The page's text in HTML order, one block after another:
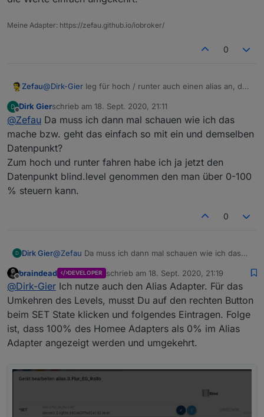
hat auch funktioniert soweit.
könnte ich zwar die Orientierung umkehren, dann
nicht mehr zu den Schaltern wenn man von Hand
Meine Adapter: https://zefau.github.io/iobroker/
0
Zefau@Dirk-Gier leg für hoch / runter auch einen alias an, der
Offline
Dirk Gierschrieb am 18. Sept. 2020, 21:11
zuletzt editiert von
@Zefau Da muss ich dann mal schauen wie ich das
mache bzw. geht das einfach so mit ein und demselben
Datenpunkt?
Zum hoch und runter fahren habe ich ja jetzt den
Datenpunkt blind.level genommen den man über 0-100
% steuern kann.
0
Dirk Gier@Zefau Da muss ich dann mal schauen wie ich das
demselben Datenpunkt?
Zum hoch und runter fahren habe ich ja jetzt den
Datenpunkt blind.level genommen den man über 0-
100 % steuern kann.
Offline
braindead DEVELOPER schrieb am 18. Sept. 2020, 21:19
zuletzt editiert von
@Dirk-Gier Ich nutze auch den Alias Adapter. Für das
Umkehren des Levels, musst Du auf den rechten Button
beim SET State klicken und folgendes Eintragen. Folge
ist, dass 100% des Homee Adapters als 0% im Alias
Adapter angezeigt werden und umgekehrt.